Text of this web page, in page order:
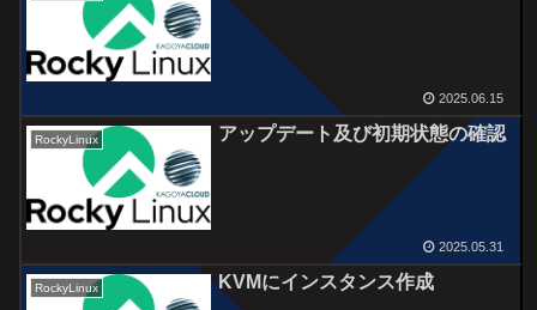
2025.06.15
RockyLinux アップデート及び初期状態の確認
2025.05.31
RockyLinux KVMにインスタンス作成